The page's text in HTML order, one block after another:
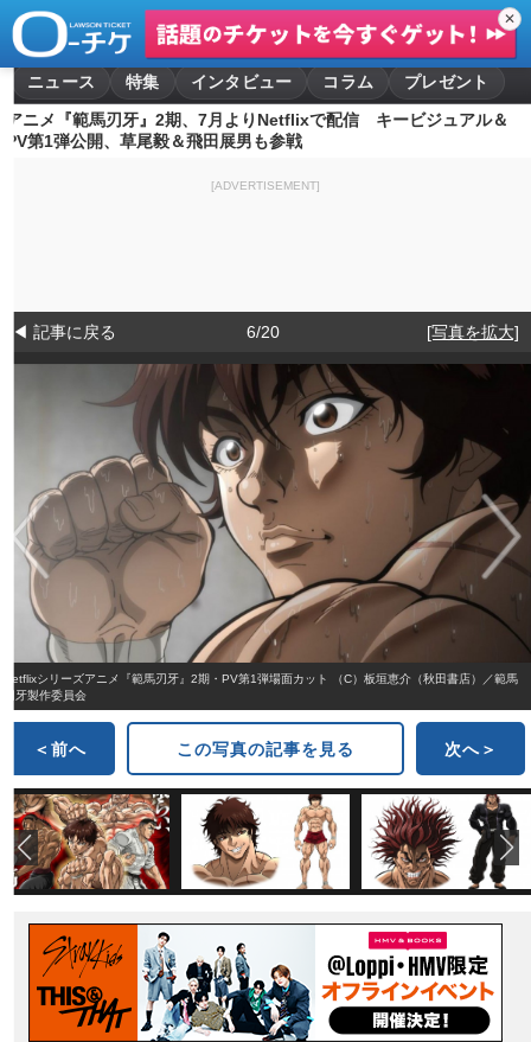
✕
ニュース 特集 インタビュー コラム
プレゼント
アニメ『範馬刃牙』2期、7月よりNetflixで配信 キービジュアル＆
PV第1弾公開、草尾毅＆飛田展男も参戦
[ADVERTISEMENT]
◀ 記事に戻る 6/20 [写真を拡大]
Netflixシリーズアニメ『範馬刃牙』2期・PV第1弾場面カット （C）板垣恵介（秋田書店）／範馬
刃牙製作委員会
＜前へ この写真の記事を見る 次へ＞